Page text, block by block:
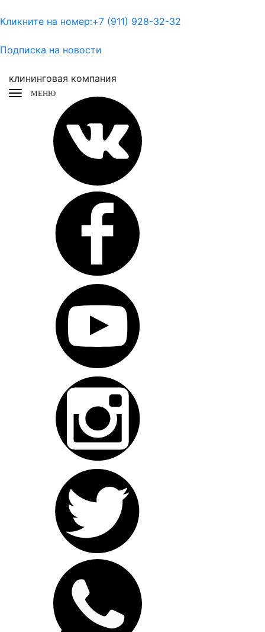
Кликните на номер:+7 (911) 928-32-32
Подписка на новости
клининговая компания
МЕНЮ